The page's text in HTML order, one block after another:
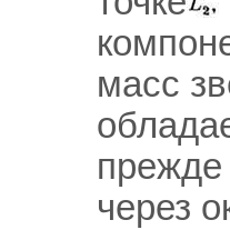
масс
прежде
через